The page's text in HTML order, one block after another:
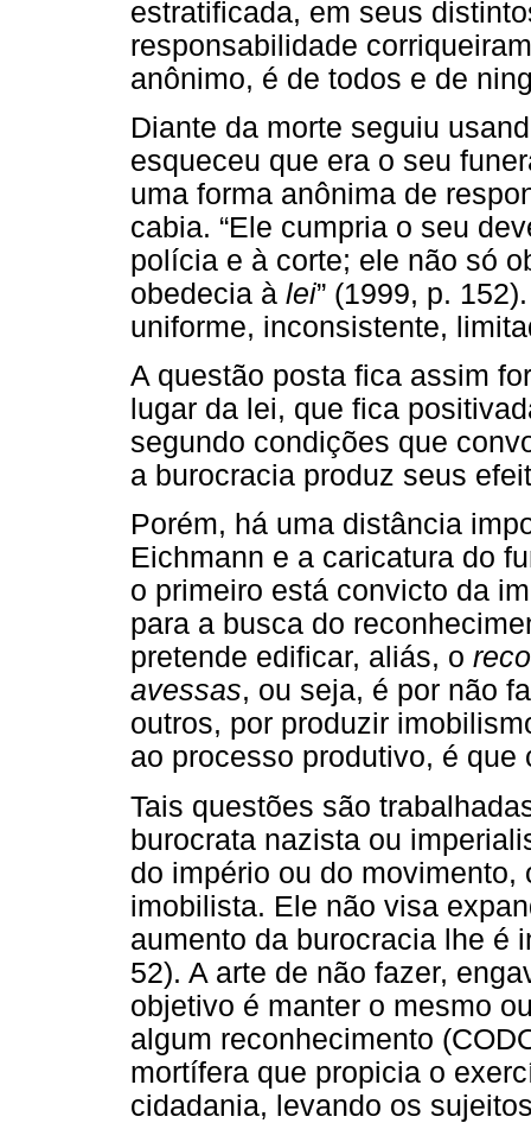
estratificada, em seus
responsabilidade
anônimo, é de todos e de
Diante da morte seguiu
esqueceu que era o seu
uma forma anônima de
cabia. “Ele cumpria o seu
polícia e à corte; ele não só
obedecia à lei” (1999, p.
uniforme, inconsistente,
A questão posta fica assim
lugar da lei, que fica
segundo condições que
a burocracia produz seus
Porém, há uma distância
Eichmann e a caricatura do
o primeiro está convicto da
para a busca do
pretende edificar, aliás, o
avessas, ou seja, é por não
outros, por produzir
ao processo produtivo, é
Tais questões são
burocrata nazista ou
do império ou do
imobilista. Ele não visa
aumento da burocracia lhe é
52). A arte de não fazer,
objetivo é manter o mesmo
algum reconhecimento
mortífera que propicia o
cidadania, levando os